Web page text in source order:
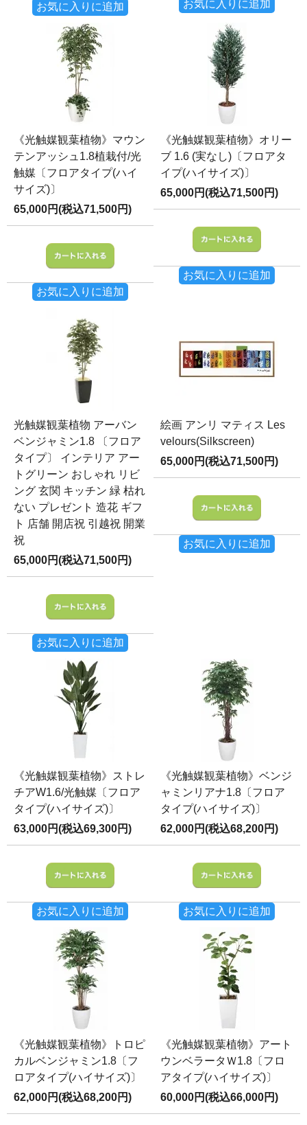
お気に入りに追加 お気に入りに追加
《光触媒観葉植物》マウン
テンアッシュ1.8植栽付/光
触媒〔フロアタイプ(ハイ
サイズ)〕
65,000円(税込71,500円)
お気に入りに追加
《光触媒観葉植物》オリー
ブ 1.6 (実なし)〔フロアタ
イプ(ハイサイズ)〕
65,000円(税込71,500円)
お気に入りに追加
光触媒観葉植物 アーバン
ベンジャミン1.8 〔フロア
タイプ〕 インテリア アー
トグリーン おしゃれ リビ
ング 玄関 キッチン 緑 枯れ
ない プレゼント 造花 ギフ
ト 店舗 開店祝 引越祝 開業
祝
65,000円(税込71,500円)
お気に入りに追加
絵画 アンリ マティス Les
velours(Silkscreen)
65,000円(税込71,500円)
お気に入りに追加
《光触媒観葉植物》ストレ
チアW1.6/光触媒〔フロア
タイプ(ハイサイズ)〕
63,000円(税込69,300円)
お気に入りに追加
《光触媒観葉植物》ベンジ
ャミンリアナ1.8〔フロア
タイプ(ハイサイズ)〕
62,000円(税込68,200円)
お気に入りに追加
《光触媒観葉植物》トロピ
カルベンジャミン1.8〔フ
ロアタイプ(ハイサイズ)〕
62,000円(税込68,200円)
《光触媒観葉植物》アート
ウンベラータＷ1.8〔フロ
アタイプ(ハイサイズ)〕
60,000円(税込66,000円)